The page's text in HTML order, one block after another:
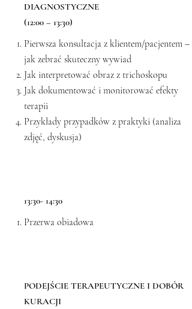
DIAGNOSTYCZNE
(12:00 – 13:30)
Pierwsza konsultacja z klientem/pacjentem –
jak zebrać skuteczny wywiad
Jak interpretować obraz z trichoskopu
Jak dokumentować i monitorować efekty
terapii
Przykłady przypadków z praktyki (analiza
zdjęć, dyskusja)
13:30- 14:30
Przerwa obiadowa
PODEJŚCIE TERAPEUTYCZNE I DOBÓR
KURACJI